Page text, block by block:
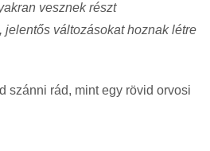
vesznek részt
jelentős változásokat hoznak létre
szánni rád, mint egy rövid orvosi